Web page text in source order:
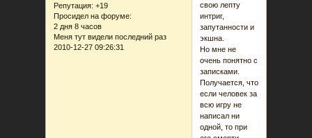
Репутация: +19
Просидел на форуме:
2 дня 8 часов
Меня тут видели последний раз
2010-12-27 09:26:31
свою лепту
интриг,
запутанности и
экшна.
Но мне не
очень понятно с
записками.
Получается, что
если человек за
всю игру не
написал ни
одной, то при